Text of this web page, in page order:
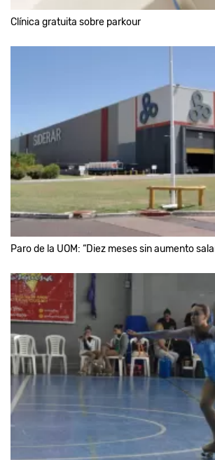
Clínica gratuita sobre parkour
Paro de la UOM: “Diez meses sin aumento